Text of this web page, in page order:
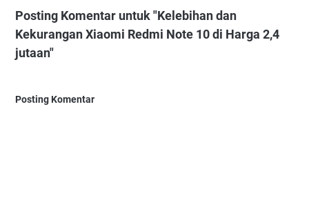
Posting Komentar untuk "Kelebihan dan
Kekurangan Xiaomi Redmi Note 10 di Harga 2,4
jutaan"
Posting Komentar